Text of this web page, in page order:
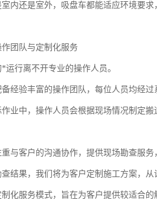
内还是室外，吸盘车都能适应环境要求
团队与定制化服务
运行离不开专业的操作人员。
经验丰富的操作团队，每位人员均经
业中，操作人员会根据现场情况制定搬
与客户的沟通协作，提供现场勘查服务
结果，我们将为客户定制施工方案，从
化服务模式，旨在为客户提供较适合的